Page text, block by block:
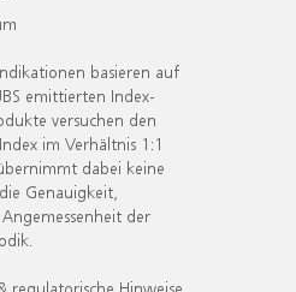
basieren auf
emittierten Index-
versuchen den
im Verhältnis 1:1
dabei keine
Genauigkeit,
der